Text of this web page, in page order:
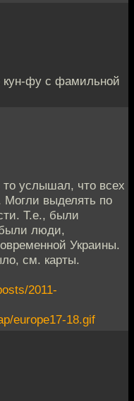
кун-фу с фамильной
услышал, что всех
Могли выделять по
Т.е., были
люди,
Украины.
см. карты.
2011-
europe17-18.gif